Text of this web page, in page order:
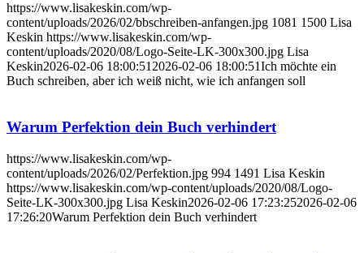
https://www.lisakeskin.com/wp-
content/uploads/2026/02/bbschreiben-anfangen.jpg 1081 1500 Lisa
Keskin https://www.lisakeskin.com/wp-
content/uploads/2020/08/Logo-Seite-LK-300x300.jpg Lisa
Keskin2026-02-06 18:00:51 2026-02-06 18:00:51Ich möchte ein
Buch schreiben, aber ich weiß nicht, wie ich anfangen soll
Warum Perfektion dein Buch verhindert
https://www.lisakeskin.com/wp-
content/uploads/2026/02/Perfektion.jpg 994 1491 Lisa Keskin
https://www.lisakeskin.com/wp-content/uploads/2020/08/Logo-
Seite-LK-300x300.jpg Lisa Keskin2026-02-06 17:23:252026-02-06
17:26:20Warum Perfektion dein Buch verhindert